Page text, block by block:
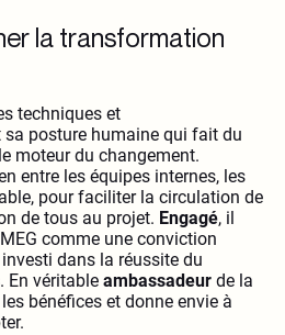
la transformation
techniques et
sa posture humaine qui fait du
moteur du changement.
entre les équipes internes, les
pour faciliter la circulation de
de tous au projet. Engagé, il
comme une conviction
dans la réussite du
En véritable ambassadeur de la
bénéfices et donne envie à